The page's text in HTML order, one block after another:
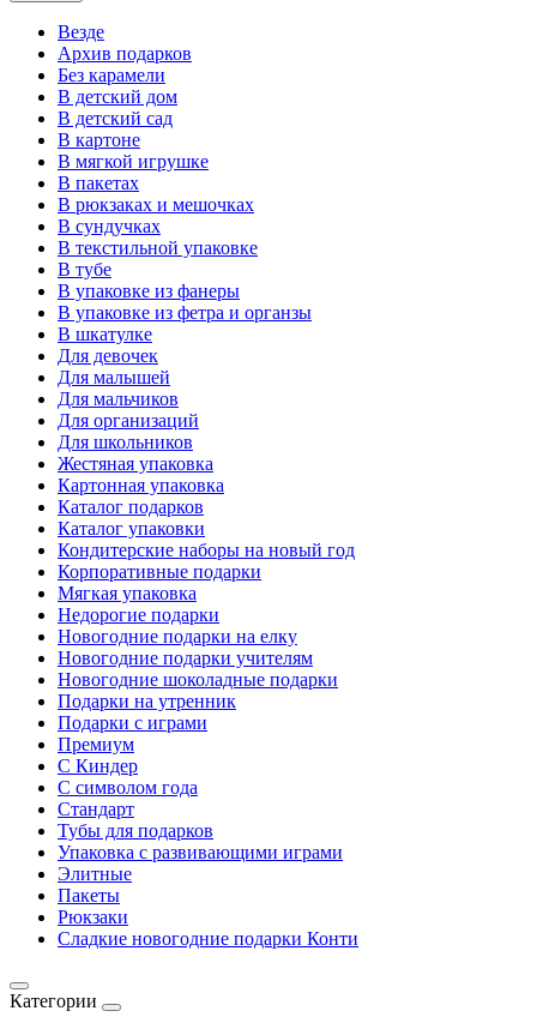
Везде
Архив подарков
Без карамели
В детский дом
В детский сад
В картоне
В мягкой игрушке
В пакетах
В рюкзаках и мешочках
В сундучках
В текстильной упаковке
В тубе
В упаковке из фанеры
В упаковке из фетра и органзы
В шкатулке
Для девочек
Для малышей
Для мальчиков
Для организаций
Для школьников
Жестяная упаковка
Картонная упаковка
Каталог подарков
Каталог упаковки
Кондитерские наборы на новый год
Корпоративные подарки
Мягкая упаковка
Недорогие подарки
Новогодние подарки на елку
Новогодние подарки учителям
Новогодние шоколадные подарки
Подарки на утренник
Подарки с играми
Премиум
С Киндер
С символом года
Стандарт
Тубы для подарков
Упаковка с развивающими играми
Элитные
Пакеты
Рюкзаки
Сладкие новогодние подарки Конти
Категории